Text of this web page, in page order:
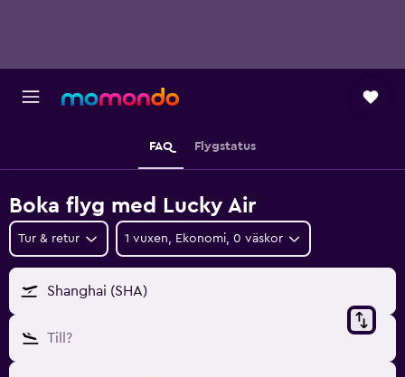
FAQ Flygstatus
Boka flyg med Lucky Air
Tur & retur 1 vuxen, Ekonomi, 0 väskor
Shanghai (SHA)
Till?